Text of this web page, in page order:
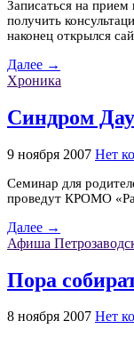
Записаться на
получить
наконец открылся
Далее →
Хроника
Cиндром
9 ноября 2007 Нет
Семинар для
проведут КРОМО
Далее →
Афиша
Пора
8 ноября 2007 Нет